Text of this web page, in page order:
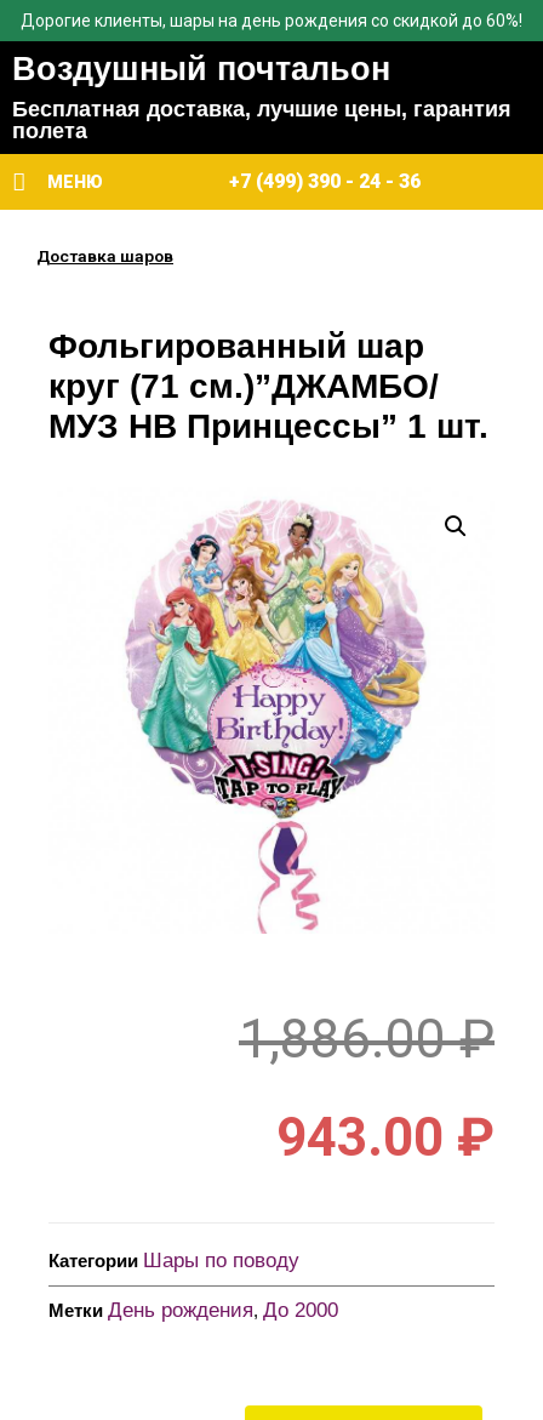
Дорогие клиенты, шары на день рождения со скидкой до 60%!
Воздушный почтальон
Бесплатная доставка, лучшие цены, гарантия
полета
МЕНЮ +7 (499) 390 - 24 - 36
Доставка шаров
Фольгированный шар
круг (71 см.)”ДЖАМБО/
МУЗ HB Принцессы” 1 шт.
1,886.00₽
943.00 ₽
Категории Шары по поводу
Метки День рождения, До 2000